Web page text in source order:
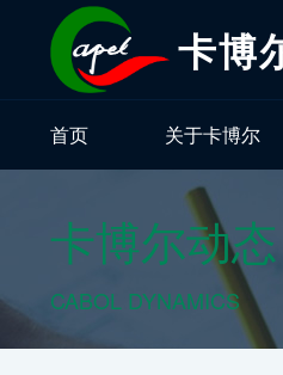
卡博
首页 关于卡博尔
卡博尔动态
CABOL DYNAMICS